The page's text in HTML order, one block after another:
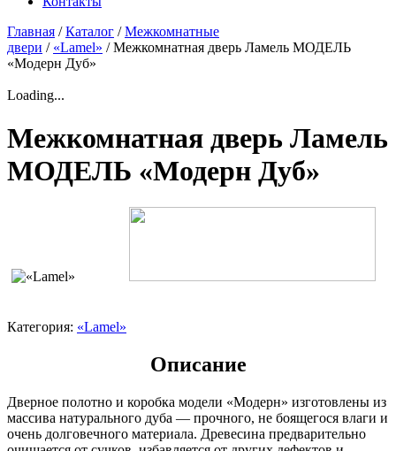
Главная /Каталог /Межкомнатные
двери / «Lamel» / Межкомнатная дверь Ламель МОДЕЛЬ
«Модерн Дуб»
Loading...
Межкомнатная дверь Ламель
МОДЕЛЬ «Модерн Дуб»
Категория: «Lamel»
Описание
Дверное полотно и коробка модели «Модерн» изготовлены из
массива натурального дуба — прочного, не боящегося влаги и
очень долговечного материала. Древесина предварительно